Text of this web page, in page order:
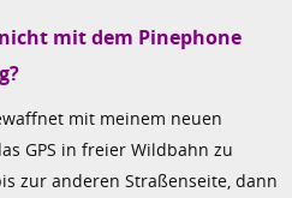
mit dem Pinephone
mit meinem neuen
GPS in freier Wildbahn zu
zur anderen Straßenseite, dann